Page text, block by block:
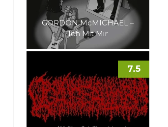
GORDON McMICHAEL –
Ich Mit Mir
7.5